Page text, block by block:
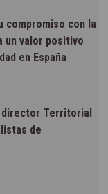
compromiso con la
un valor positivo
en España
director Territorial
de